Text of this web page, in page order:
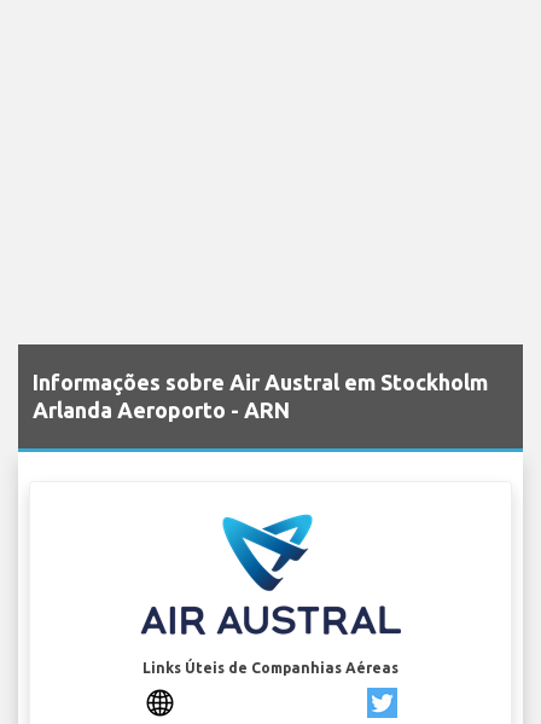
Informações sobre Air Austral em Stockholm
Arlanda Aeroporto - ARN
Links Úteis de Companhias Aéreas